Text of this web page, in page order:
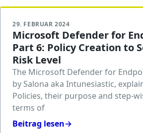
29. FEBRUAR 2024
Microsoft Defender for
Part 6: Policy Creation to
Risk Level
The Microsoft Defender for
by Salona aka Intunesiastic,
Policies, their purpose and step-
terms of
Beitrag lesen→